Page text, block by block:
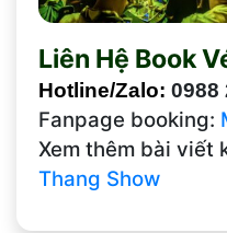
Liên Hệ Book
Hotline/Zalo: 0988
Fanpage booking:
Xem thêm bài viết
Thang Show